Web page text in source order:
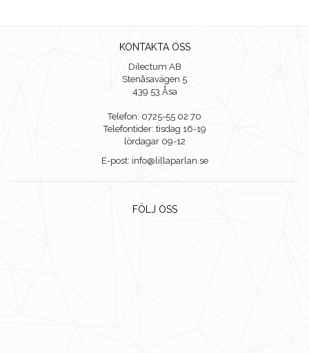
KONTAKTA OSS
Dilectum AB
Stenåsavägen 5
439 53 Åsa
Telefon: 0725-55 02 70
Telefontider: tisdag 16-19
lördagar 09-12
E-post: info@lillaparlan.se
FÖLJ OSS